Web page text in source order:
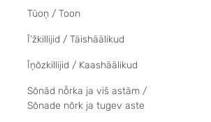
Tūoņ / Toon
Ī’žkillijid / Täishäälikud
Īņõzkillijid / Kaashäälikud
Sõnād nȭrka ja viš astām /
Sõnade nõrk ja tugev aste